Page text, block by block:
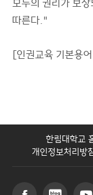
모두의 권리가 보
따른다."
[인권교육 기본용
한림대학교
개인정보처리방